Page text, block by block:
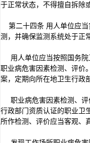
于正常状态，不得擅自拆除
第二十四条 用人单位应当
测，并确保监测系统处于正
用人单位应当按照国务院
职业病危害因素检测、评价
案，定期向所在地卫生行政
职业病危害因素检测、评
行政部门资质认证的职业卫
所作检测、评价应当客观、